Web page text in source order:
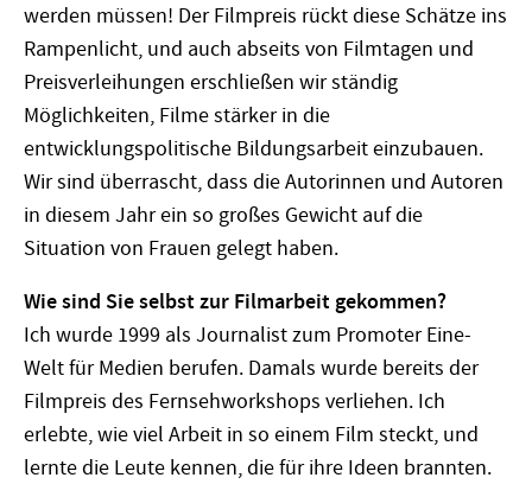
werden müssen! Der Filmpreis rückt diese Schätze ins
Rampenlicht, und auch abseits von Filmtagen und
Preisverleihungen erschließen wir ständig
Möglichkeiten, Filme stärker in die
entwicklungspolitische Bildungsarbeit einzubauen.
Wir sind überrascht, dass die Autorinnen und Autoren
in diesem Jahr ein so großes Gewicht auf die
Situation von Frauen gelegt haben.
Wie sind Sie selbst zur Filmarbeit gekommen?
Ich wurde 1999 als Journalist zum Promoter Eine-
Welt für Medien berufen. Damals wurde bereits der
Filmpreis des Fernsehworkshops verliehen. Ich
erlebte, wie viel Arbeit in so einem Film steckt, und
lernte die Leute kennen, die für ihre Ideen brannten.